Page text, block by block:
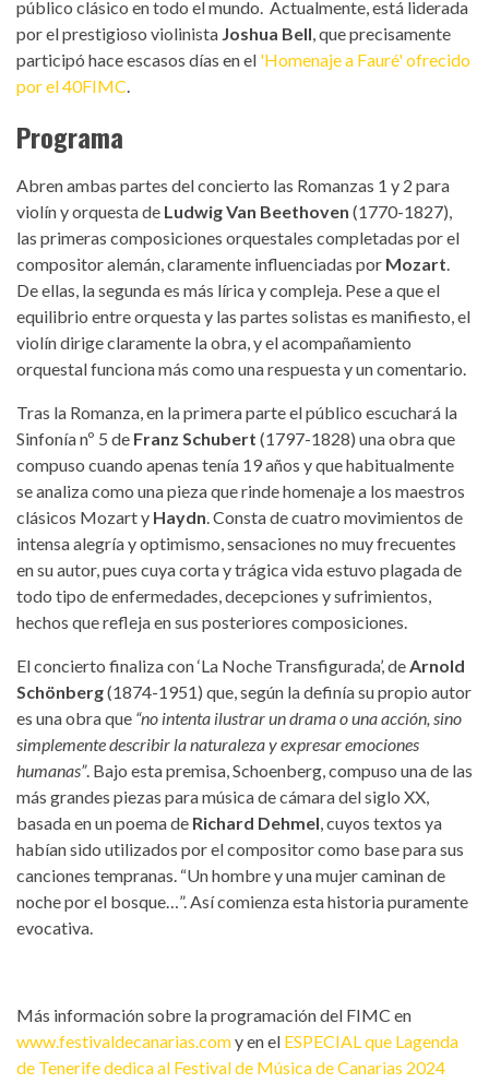
público clásico en todo el mundo. Actualmente, está liderada
por el prestigioso violinista Joshua Bell, que precisamente
participó hace escasos días en el 'Homenaje a Fauré' ofrecido
por el 40FIMC.
Programa
Abren ambas partes del concierto las Romanzas 1 y 2 para
violín y orquesta de Ludwig Van Beethoven (1770-1827),
las primeras composiciones orquestales completadas por el
compositor alemán, claramente influenciadas por Mozart.
De ellas, la segunda es más lírica y compleja. Pese a que el
equilibrio entre orquesta y las partes solistas es manifiesto, el
violín dirige claramente la obra, y el acompañamiento
orquestal funciona más como una respuesta y un comentario.
Tras la Romanza, en la primera parte el público escuchará la
Sinfonía nº 5 de Franz Schubert (1797-1828) una obra que
compuso cuando apenas tenía 19 años y que habitualmente
se analiza como una pieza que rinde homenaje a los maestros
clásicos Mozart y Haydn. Consta de cuatro movimientos de
intensa alegría y optimismo, sensaciones no muy frecuentes
en su autor, pues cuya corta y trágica vida estuvo plagada de
todo tipo de enfermedades, decepciones y sufrimientos,
hechos que refleja en sus posteriores composiciones.
El concierto finaliza con ‘La Noche Transfigurada’, deArnold
Schönberg(1874-1951) que, según la definía su propio autor
es una obra que “no intenta ilustrar un drama o una acción, sino
simplemente describir la naturaleza y expresar emociones
humanas”. Bajo esta premisa, Schoenberg, compuso una de las
más grandes piezas para música de cámara del siglo XX,
basada en un poema de Richard Dehmel, cuyos textos ya
habían sido utilizados por el compositor como base para sus
canciones tempranas. “Un hombre y una mujer caminan de
noche por el bosque…”. Así comienza esta historia puramente
evocativa.
Más información sobre la programación del FIMC en
www.festivaldecanarias.comy en el ESPECIAL que Lagenda
de Tenerife dedica al Festival de Música de Canarias 2024